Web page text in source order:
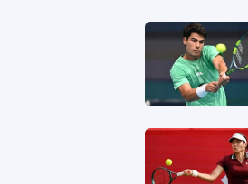
Twitter
Whatsapp